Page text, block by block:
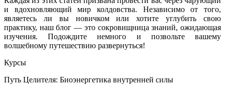
и вдохновляющий мир колдовства. Независимо от того,
являетесь ли вы новичком или хотите углубить свою
практику, наш блог — это сокровищница знаний, ожидающая
изучения. Подождите немного и позвольте вашему
волшебному путешествию развернуться!
Курсы
Путь Целителя: Биоэнергетика внутренней силы